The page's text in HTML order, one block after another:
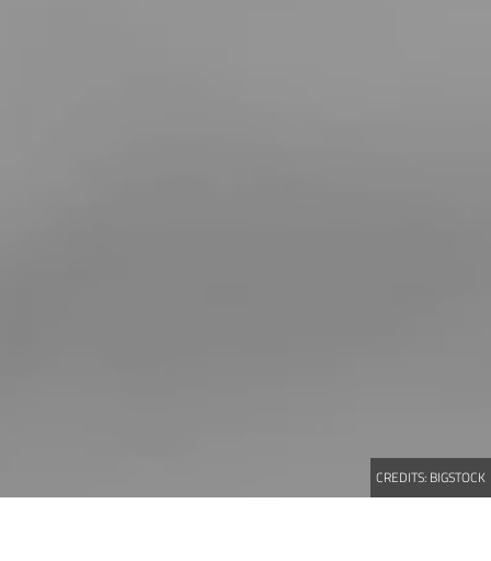
CREDITS: BIGSTOCK